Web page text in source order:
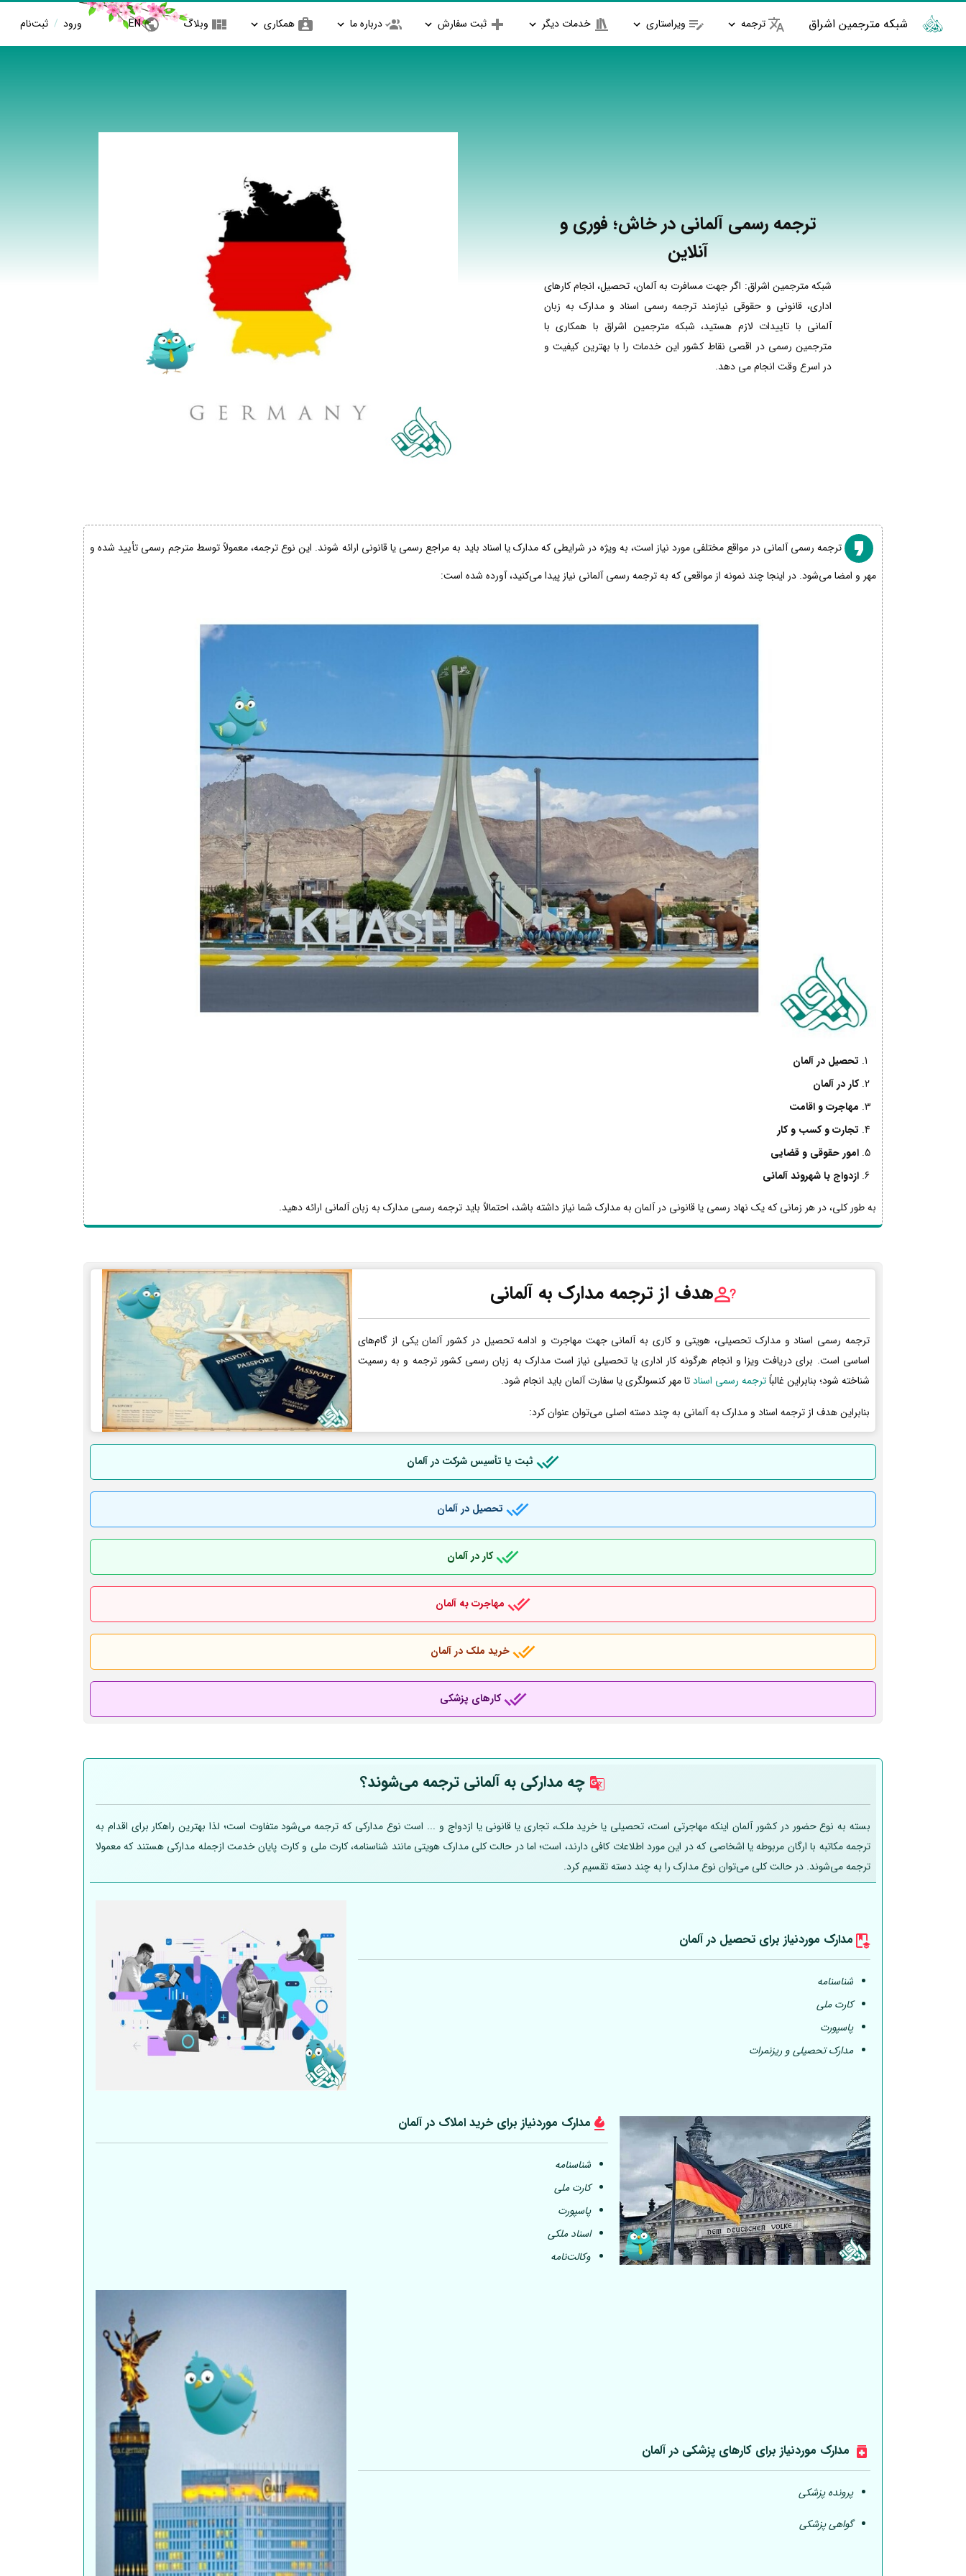
شبکه مترجمین اشراق ترجمه ویراستاری خدمات دیگر ثبت سفارش درباره ما همکاری وبلاگ EN ورود / ثبت‌نام
ترجمه رسمی آلمانی در خاش؛ فوری و
آنلاین
شبکه مترجمین اشراق: اگر جهت مسافرت به آلمان، تحصیل، انجام کارهای
اداری، قانونی و حقوقی نیازمند ترجمه رسمی اسناد و مدارک به زبان
آلمانی با تاییدات لازم هستید، شبکه مترجمین اشراق با همکاری با
مترجمین رسمی در اقصی نقاط کشور این خدمات را با بهترین کیفیت و
در اسرع وقت انجام می دهد.
ترجمه رسمی آلمانی در مواقع مختلفی مورد نیاز است، به ویژه در شرایطی که مدارک یا اسناد باید به مراجع رسمی یا قانونی ارائه شوند. این نوع ترجمه، معمولاً توسط مترجم رسمی تأیید شده و
مهر و امضا می‌شود. در اینجا چند نمونه از مواقعی که به ترجمه رسمی آلمانی نیاز پیدا می‌کنید، آورده شده است:
تحصیل در آلمان
کار در آلمان
مهاجرت و اقامت
تجارت و کسب و کار
امور حقوقی و قضایی
ازدواج با شهروند آلمانی
به طور کلی، در هر زمانی که یک نهاد رسمی یا قانونی در آلمان به مدارک شما نیاز داشته باشد، احتمالاً باید ترجمه رسمی مدارک به زبان آلمانی ارائه دهید.
هدف از ترجمه مدارک به آلمانی
ترجمه رسمی اسناد و مدارک تحصیلی، هویتی و کاری به آلمانی جهت مهاجرت و ادامه تحصیل در کشور آلمان یکی از گام‌های
اساسی است. برای دریافت ویزا و انجام هرگونه کار اداری یا تحصیلی نیاز است مدارک به زبان رسمی کشور ترجمه و به رسمیت
شناخته شود؛ بنابراین غالباًترجمه رسمی اسنادتا مهر کنسولگری یا سفارت آلمان باید انجام شود.
بنابراین هدف از ترجمه اسناد و مدارک به آلمانی به چند دسته اصلی می‌توان عنوان کرد:
ثبت یا تأسیس شرکت در آلمان
تحصیل در آلمان
کار در آلمان
مهاجرت به آلمان
خرید ملک در آلمان
کارهای پزشکی
چه مدارکی بهآلمانی ترجمه می‌شوند؟
بسته به نوع حضور در کشور آلمان اینکه مهاجرتی است، تحصیلی یا خرید ملک، تجاری یا قانونی یا ازدواج و ... است نوع مدارکی که ترجمه می‌شود متفاوت است؛ لذا بهترین راهکار برای اقدام به
ترجمه مکاتبه با ارگان مربوطه یا اشخاصی که در این مورد اطلاعات کافی دارند، است؛ اما در حالت کلی مدارک هویتی مانند شناسنامه، کارت ملی و کارت پایان خدمت ازجمله مدارکی هستند که معمولا
ترجمه می‌شوند. در حالت کلی می‌توان نوع مدارک را به چند دسته تقسیم کرد.
مدارک موردنیاز برای تحصیل درآلمان
شناسنامه
کارت ملی
پاسپورت
مدارک تحصیلی و ریزنمرات
مدارک موردنیاز برای خرید املاک درآلمان
شناسنامه
کارت ملی
پاسپورت
اسناد ملکی
وکالت‌نامه
مدارک موردنیاز برای کارهای پزشکی درآلمان
پرونده پزشکی
گواهی پزشکی